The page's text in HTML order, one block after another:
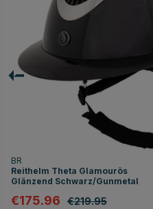
BR
Reithelm Theta Glamourös
Glänzend Schwarz/Gunmetal
€175.96 €219.95